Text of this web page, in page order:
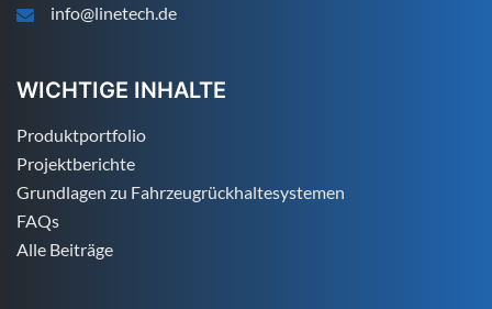
info@linetech.de
WICHTIGE INHALTE
Produktportfolio
Projektberichte
Grundlagen zu Fahrzeugrückhaltesystemen
FAQs
Alle Beiträge